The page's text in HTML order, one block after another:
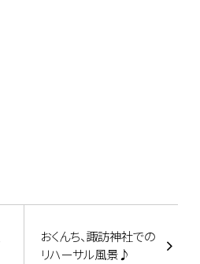
おくんち、諏訪神社での
リハーサル風景♪